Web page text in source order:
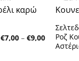
€7,00 – €9,00Price
range:
€7,00
Ροζ